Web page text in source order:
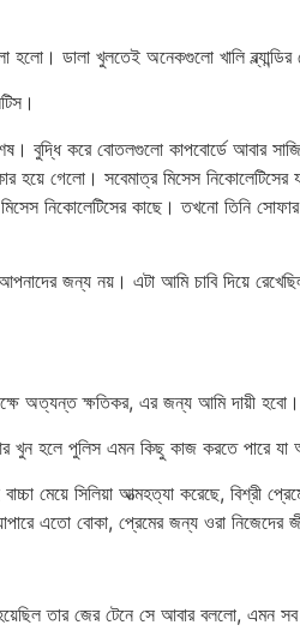
হলো। ডালা খুলতেই অনেকগুলো খালি
বুদ্ধি করে বোতলগুলো কাপবোর্ডে আবার
গেলো। সবেমাত্র মিসেস
নিকোলেটিসের কাছে। তখনো তিনি
জন্য নয়। এটা আমি চাবি দিয়ে
অত্যন্ত ক্ষতিকর, এর জন্য আমি দায়ী হবো।
খুন হলে পুলিস এমন কিছু কাজ করতে পারে
মেয়ে সিলিয়া আত্মহত্যা করেছে, বিশ্রী
এতো বোকা, প্রেমের জন্য ওরা নিজেদের
তার জের টেনে সে আবার বললো, এমন